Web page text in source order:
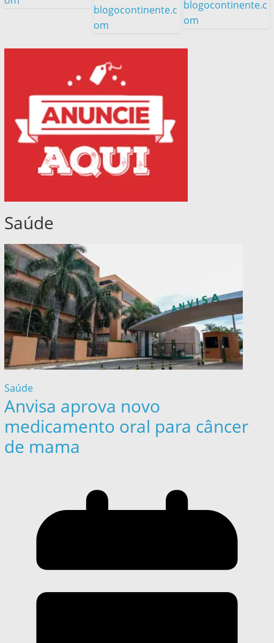
blogocontinente.c
om
blogocontinente.c
om
Saúde
Saúde
Anvisa aprova novo
medicamento oral para câncer
de mama